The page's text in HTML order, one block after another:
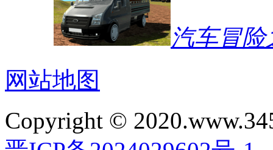
汽车冒险
网站地图
Copyright ©